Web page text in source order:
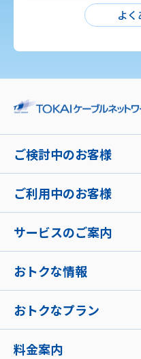
よ
ご検討中のお客様
ご利用中のお客様
サービスのご案内
おトクな情報
おトクなプラン
料金案内